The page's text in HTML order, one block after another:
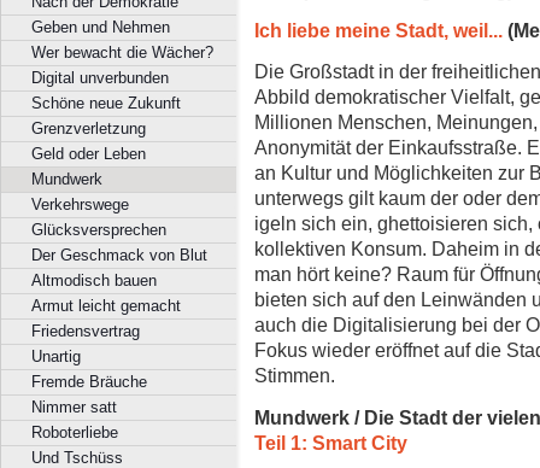
Geben und Nehmen
Wer bewacht die Wächer?
Digital unverbunden
Schöne neue Zukunft
Grenzverletzung
Geld oder Leben
Mundwerk
Verkehrswege
Glücksversprechen
Der Geschmack von Blut
Altmodisch bauen
Armut leicht gemacht
Friedensvertrag
Unartig
Fremde Bräuche
Nimmer satt
Roboterliebe
Und Tschüss
Ich liebe meine Stadt, weil...
Die Großstadt in der
Abbild demokratischer Vielfalt,
Millionen Menschen,
Anonymität der Einkaufsstraße.
an Kultur und Möglichkeiten zur
unterwegs gilt kaum der oder
igeln sich ein, ghettoisieren
kollektiven Konsum. Daheim in
man hört keine? Raum für
bieten sich auf den Leinwänden
auch die Digitalisierung bei der
Fokus wieder eröffnet auf die
Stimmen.
Mundwerk / Die Stadt der
Teil 1: Smart City